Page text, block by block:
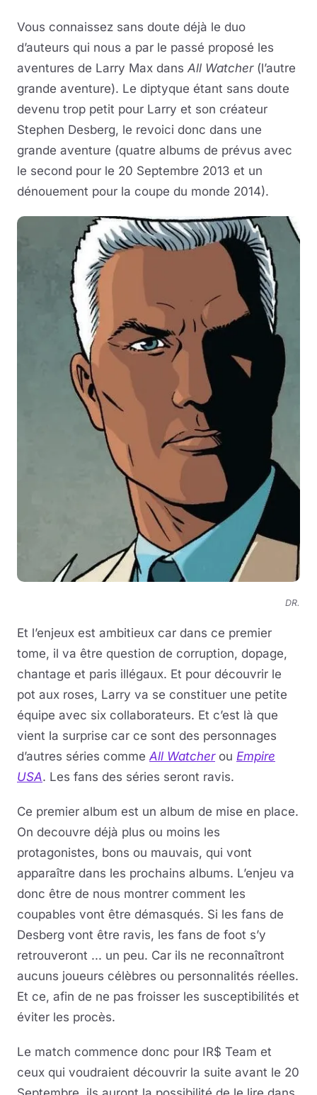
Vous connaissez sans doute déjà le duo
d’auteurs qui nous a par le passé proposé les
aventures de Larry Max dans All Watcher(l’autre
grande aventure). Le diptyque étant sans doute
devenu trop petit pour Larry et son créateur
Stephen Desberg, le revoici donc dans une
grande aventure (quatre albums de prévus avec
le second pour le 20 Septembre 2013 et un
dénouement pour la coupe du monde 2014).
DR.
Et l’enjeux est ambitieux car dans ce premier
tome, il va être question de corruption, dopage,
chantage et paris illégaux. Et pour découvrir le
pot aux roses, Larry va se constituer une petite
équipe avec six collaborateurs. Et c’est là que
vient la surprise car ce sont des personnages
d’autres séries comme All Watcherou Empire
USA. Les fans des séries seront ravis.
Ce premier album est un album de mise en place.
On decouvre déjà plus ou moins les
protagonistes, bons ou mauvais, qui vont
apparaître dans les prochains albums. L’enjeu va
donc être de nous montrer comment les
coupables vont être démasqués. Si les fans de
Desberg vont être ravis, les fans de foot s’y
retrouveront ... un peu. Car ils ne reconnaîtront
aucuns joueurs célèbres ou personnalités réelles.
Et ce, afin de ne pas froisser les susceptibilités et
éviter les procès.
Le match commence donc pour IR$ Team et
ceux qui voudraient découvrir la suite avant le 20